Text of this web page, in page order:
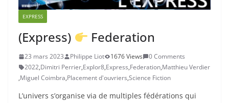
EXPRESS
(Express) Federation
23 mars 2023 Philippe Liot 1676 Views
0 Comments
2022,Dimitri Perrier,Explor8,Express,Federation,Matthieu Verdier
,Miguel Coimbra,Placement d'ouvriers,Science Fiction
L’univers s’organise via de multiples fédérations qui